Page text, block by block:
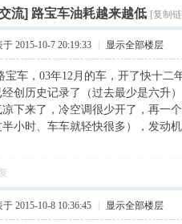
流] 路宝车油耗越来越低 [复制
2015-10-7 20:19:33 显示全部楼层
宝车，03年12月的车，开了快十
创历史记录了（过去最少是六升
凉下来了，冷空调很少开了，再一
小时、车车就轻快很多），发动
2015-10-8 10:36:45 显示全部楼层